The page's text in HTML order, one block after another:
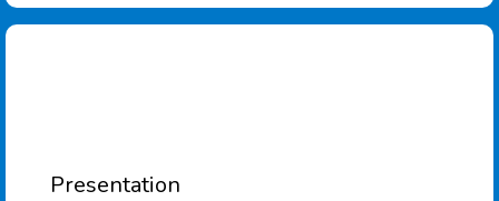
Presentation